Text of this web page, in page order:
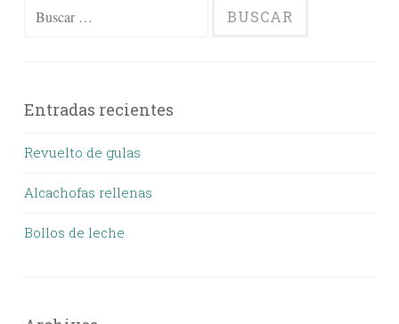
Entradas recientes
Revuelto de gulas
Alcachofas rellenas
Bollos de leche